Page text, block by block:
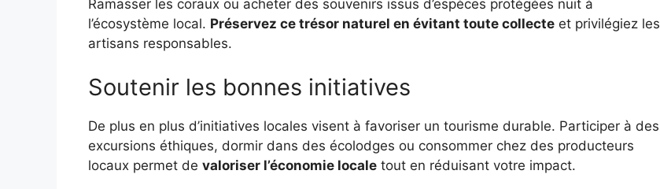
Ramasser les coraux ou acheter des souvenirs issus d’espèces protégées nuit à
l’écosystème local. Préservez ce trésor naturel en évitant toute collecte et privilégiez les
artisans responsables.
Soutenir les bonnes initiatives
De plus en plus d’initiatives locales visent à favoriser un tourisme durable. Participer à des
excursions éthiques, dormir dans des écolodges ou consommer chez des producteurs
locaux permet de valoriser l’économie locale tout en réduisant votre impact.